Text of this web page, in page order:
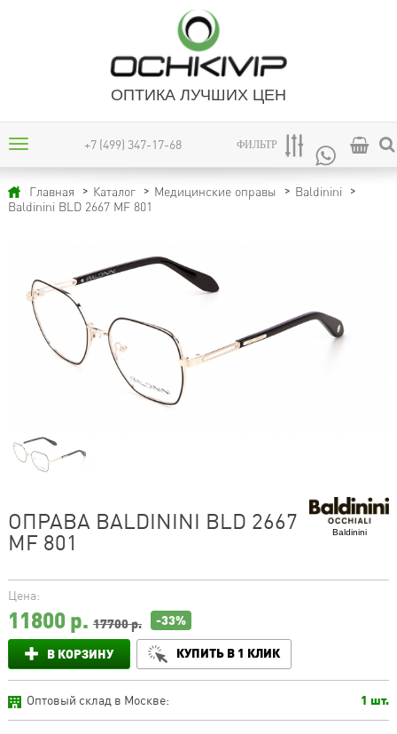
ОПТИКА ЛУЧШИХ ЦЕН
+7 (499) 347-17-68 ФИЛЬТР
Главная Каталог Медицинские оправы
Baldinini
Baldinini BLD 2667 MF 801
Baldinini
ОПРАВА BALDININI BLD 2667
MF 801
Цена:
11800р. 17700 р. -33%
В КОРЗИНУ КУПИТЬ В 1 КЛИК
Оптовый склад в Москве: 1 шт.